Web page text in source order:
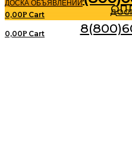
ДОСКА ОБЪЯВЛЕНИЙ
0,00Р Cart
0,00Р Cart